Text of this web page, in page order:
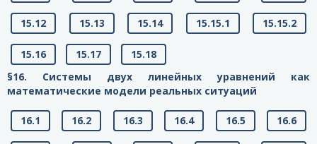
15.12 15.13 15.14 15.15.1 15.15.2
15.16 15.17
15.18
§16. Системы двух линейных уравнений как
математические модели реальных ситуаций
16.1 16.2 16.3 16.4 16.5 16.6